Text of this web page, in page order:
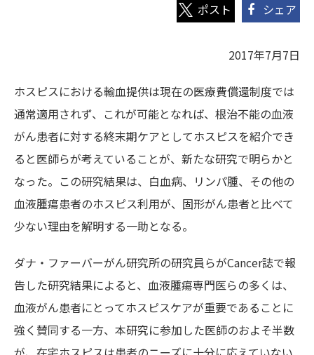
シェア
2017年7月7日
ホスピスにおける輸血提供は現在の医療費償還制度では
通常適用されず、これが可能となれば、根治不能の血液
がん患者に対する終末期ケアとしてホスピスを紹介でき
ると医師らが考えていることが、新たな研究で明らかと
なった。この研究結果は、白血病、リンパ腫、その他の
血液腫瘍患者のホスピス利用が、固形がん患者と比べて
少ない理由を解明する一助となる。
ダナ・ファーバーがん研究所の研究員らがCancer誌で報
告した研究結果によると、血液腫瘍専門医らの多くは、
血液がん患者にとってホスピスケアが重要であることに
強く賛同する一方、本研究に参加した医師のおよそ半数